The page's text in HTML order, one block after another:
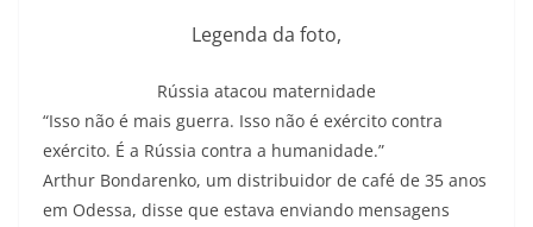
Legenda da foto,
Rússia atacou maternidade
“Isso não é mais guerra. Isso não é exército contra
exército. É a Rússia contra a humanidade.”
Arthur Bondarenko, um distribuidor de café de 35 anos
em Odessa, disse que estava enviando mensagens